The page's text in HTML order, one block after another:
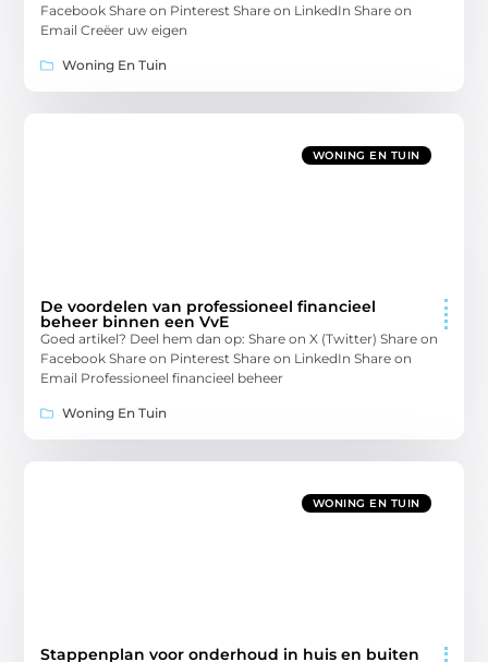
Facebook Share on Pinterest Share on LinkedIn Share on
Email Creëer uw eigen
Woning En Tuin
WONING EN TUIN
De voordelen van professioneel financieel
beheer binnen een VvE
Goed artikel? Deel hem dan op: Share on X (Twitter) Share on
Facebook Share on Pinterest Share on LinkedIn Share on
Email Professioneel financieel beheer
Woning En Tuin
WONING EN TUIN
Stappenplan voor onderhoud in huis en buiten